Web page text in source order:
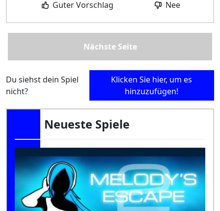
Guter Vorschlag Nee
Nächste Seite
Du siehst dein Spiel
nicht?
Klicken Sie hier, um es
hinzuzufügen!
Neueste Spiele